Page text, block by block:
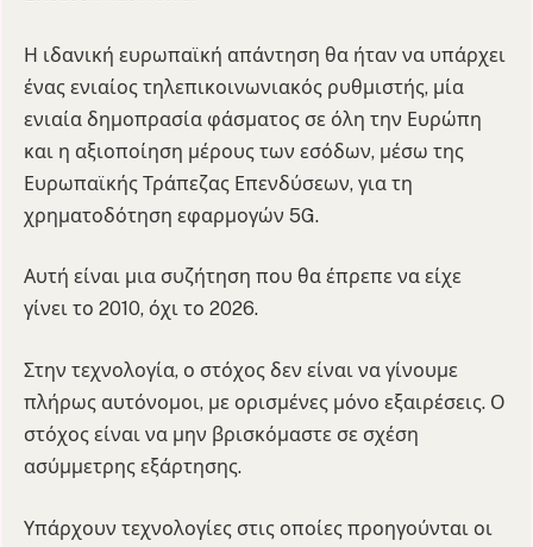
Η ιδανική ευρωπαϊκή απάντηση θα ήταν να υπάρχει
ένας ενιαίος τηλεπικοινωνιακός ρυθμιστής, μία
ενιαία δημοπρασία φάσματος σε όλη την Ευρώπη
και η αξιοποίηση μέρους των εσόδων, μέσω της
Ευρωπαϊκής Τράπεζας Επενδύσεων, για τη
χρηματοδότηση εφαρμογών 5G.
Αυτή είναι μια συζήτηση που θα έπρεπε να είχε
γίνει το 2010, όχι το 2026.
Στην τεχνολογία, ο στόχος δεν είναι να γίνουμε
πλήρως αυτόνομοι, με ορισμένες μόνο εξαιρέσεις. Ο
στόχος είναι να μην βρισκόμαστε σε σχέση
ασύμμετρης εξάρτησης.
Υπάρχουν τεχνολογίες στις οποίες προηγούνται οι